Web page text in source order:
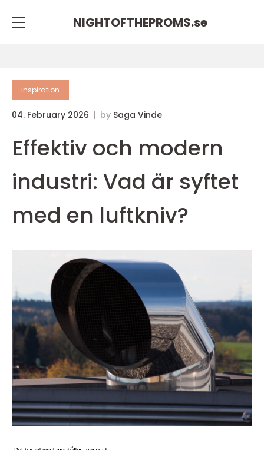
NIGHTOFTHEPROMS.se
inspiration
04. February 2026 by Saga Vinde
Effektiv och modern
industri: Vad är syftet
med en luftkniv?